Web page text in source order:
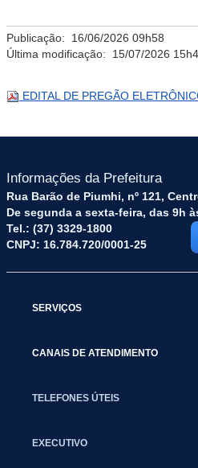
Publicação: 16/06/2026 09h58
Última modificação: 15/07/2026
EDITAL DE PREGÃO
Informações da Prefeitura
Rua Barão de Piumhi, nº 121,
De segunda a sexta-feira, das 9h
Tel.: (37) 3329-1800
CNPJ: 16.784.720/0001-25
SERVIÇOS
CANAIS DE ATENDIMENTO
TELEFONES ÚTEIS
EXECUTIVO